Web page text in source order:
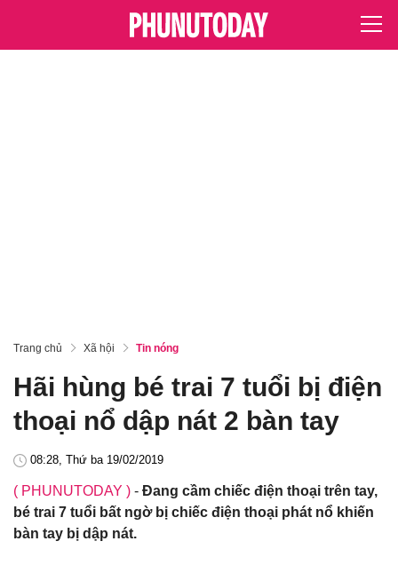
Trang chủ Xã hội Tin nóng
Hãi hùng bé trai 7 tuổi bị điện
thoại nổ dập nát 2 bàn tay
08:28, Thứ ba 19/02/2019
( PHUNUTODAY ) - Đang cầm chiếc điện thoại trên tay,
bé trai 7 tuổi bất ngờ bị chiếc điện thoại phát nổ khiến
bàn tay bị dập nát.